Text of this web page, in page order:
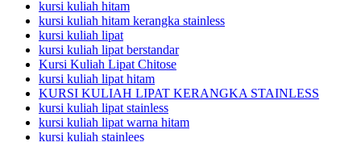
kursi kuliah hitam
kursi kuliah hitam kerangka stainless
kursi kuliah lipat
kursi kuliah lipat berstandar
Kursi Kuliah Lipat Chitose
kursi kuliah lipat hitam
KURSI KULIAH LIPAT KERANGKA STAINLESS
kursi kuliah lipat stainless
kursi kuliah lipat warna hitam
kursi kuliah stainlees